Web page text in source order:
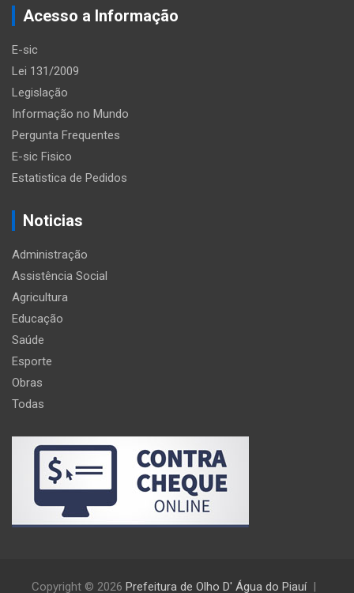
Acesso a Informação
E-sic
Lei 131/2009
Legislação
Informação no Mundo
Pergunta Frequentes
E-sic Fisico
Estatistica de Pedidos
Noticias
Administração
Assistência Social
Agricultura
Educação
Saúde
Esporte
Obras
Todas
Copyright © 2026 Prefeitura de Olho D' Água do Piauí